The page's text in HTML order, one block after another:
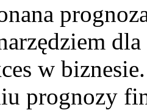
w
prognozy